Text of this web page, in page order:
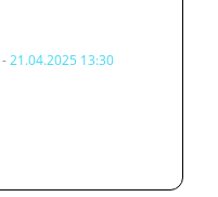
-21.04.2025 13:30